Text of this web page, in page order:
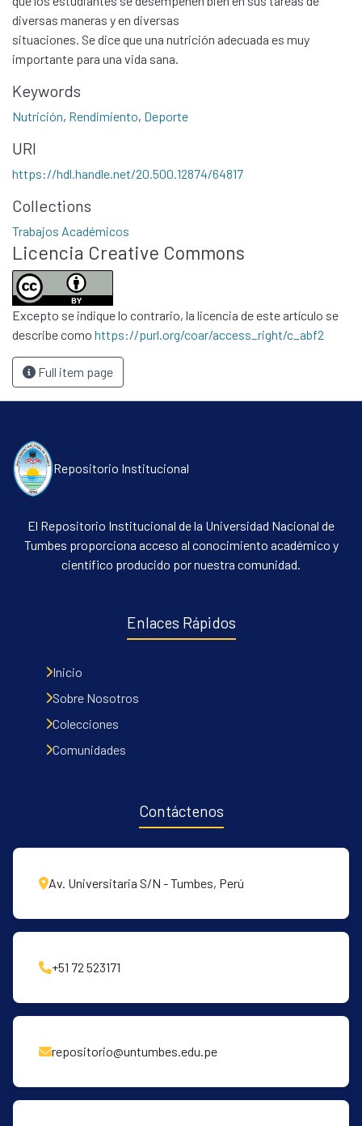
All of DSpace
Statistics
Políticas
diversas maneras y en diversas
situaciones. Se dice que una nutrición adecuada es muy
importante para una vida sana.
Keywords
Nutrición, Rendimiento, Deporte
URI
https://hdl.handle.net/20.500.12874/64817
Collections
Trabajos Académicos
Licencia Creative Commons
Excepto se indique lo contrario, la licencia de este artículo se
describe como https://purl.org/coar/access_right/c_abf2
Full item page
Repositorio Institucional
El Repositorio Institucional de la Universidad Nacional de
Tumbes proporciona acceso al conocimiento académico y
científico producido por nuestra comunidad.
Enlaces Rápidos
Inicio
Sobre Nosotros
Colecciones
Comunidades
Contáctenos
Av. Universitaria S/N - Tumbes, Perú
+51 72 523171
repositorio@untumbes.edu.pe